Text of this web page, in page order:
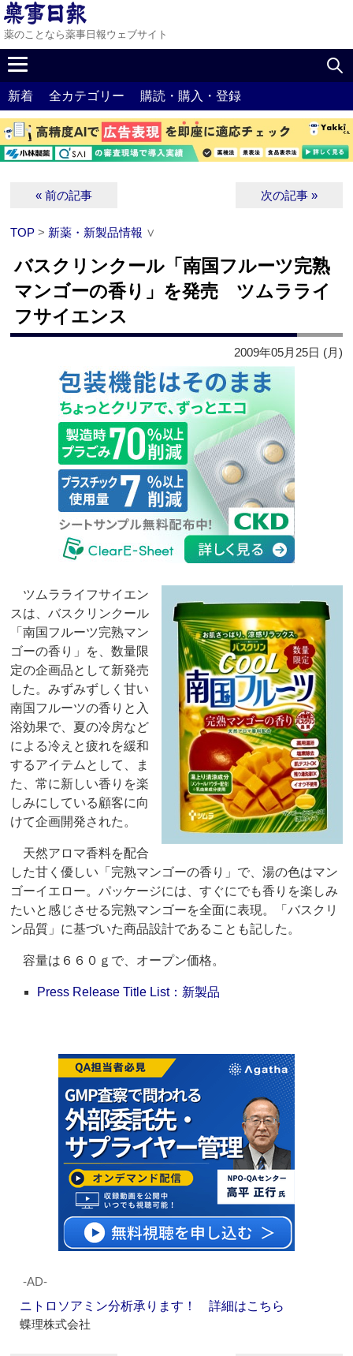
薬のことなら薬事日報ウェブサイト
新着 全カテゴリー 購読・購入・登録
« 前の記事 次の記事 »
TOP > 新薬・新製品情報 ∨
バスクリンクール「南国フルーツ完熟
マンゴーの香り」を発売 ツムラライ
フサイエンス
2009年05月25日 (月)
ツムラライフサイエン
スは、バスクリンクール
「南国フルーツ完熟マン
ゴーの香り」を、数量限
定の企画品として新発売
した。みずみずしく甘い
南国フルーツの香りと入
浴効果で、夏の冷房など
による冷えと疲れを緩和
するアイテムとして、ま
た、常に新しい香りを楽
しみにしている顧客に向
けて企画開発された。
天然アロマ香料を配合
した甘く優しい「完熟マンゴーの香り」で、湯の色はマン
ゴーイエロー。パッケージには、すぐにでも香りを楽しみ
たいと感じさせる完熟マンゴーを全面に表現。「バスクリ
ン品質」に基づいた商品設計であることも記した。
容量は６６０ｇで、オープン価格。
Press Release Title List：新製品
‐AD‐
ニトロソアミン分析承ります！ 詳細はこちら
蝶理株式会社